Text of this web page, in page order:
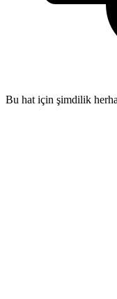
Bu hat için şimdilik